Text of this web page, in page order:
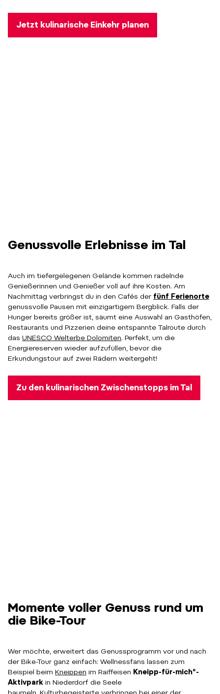
Jetzt kulinarische Einkehr planen
Genussvolle Erlebnisse im Tal
Auch im tiefergelegenen Gelände kommen radelnde
Genießerinnen und Genießer voll auf ihre Kosten. Am
Nachmittag verbringst du in den Cafés der fünf Ferienorte
genussvolle Pausen mit einzigartigem Bergblick. Falls der
Hunger bereits größer ist, säumt eine Auswahl an Gasthöfen,
Restaurants und Pizzerien deine entspannte Talroute durch
das UNESCO Welterbe Dolomiten. Perfekt, um die
Energiereserven wieder aufzufüllen, bevor die
Erkundungstour auf zwei Rädern weitergeht!
Zu den kulinarischen Zwischenstopps im Tal
Momente voller Genuss rund um
die Bike-Tour
Wer möchte, erweitert das Genussprogramm vor und nach
der Bike-Tour ganz einfach: Wellnessfans lassen zum
Beispiel beim Kneippen im Raiffeisen Kneipp-für-mich®-
Aktivpark in Niederdorf die Seele